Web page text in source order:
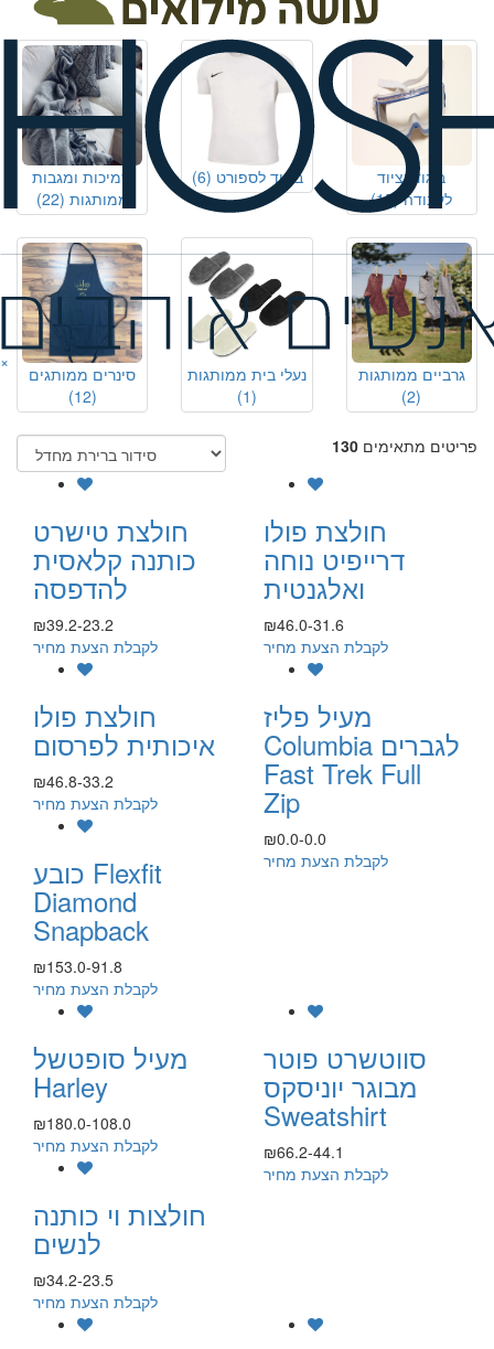
×
ביגוד וציוד
לעבודה (15)
ביגוד לספורט (6)
שמיכות ומגבות
ממותגות (22)
גרביים ממותגות
(2)
נעלי בית ממותגות
(1)
סינרים ממותגים
(12)
130 פריטים מתאימים
חולצת פולו
דרייפיט נוחה
ואלגנטית
₪46.0-31.6
לקבלת הצעת מחיר
חולצת טישרט
כותנה קלאסית
להדפסה
₪39.2-23.2
לקבלת הצעת מחיר
מעיל פליז
Columbia לגברים
Fast Trek Full
Zip
₪0.0-0.0
לקבלת הצעת מחיר
חולצת פולו
איכותית לפרסום
₪46.8-33.2
לקבלת הצעת מחיר
כובע Flexfit
Diamond
Snapback
₪153.0-91.8
לקבלת הצעת מחיר
סווטשרט פוטר
מבוגר יוניסקס
Sweatshirt
₪66.2-44.1
לקבלת הצעת מחיר
מעיל סופטשל
Harley
₪180.0-108.0
לקבלת הצעת מחיר
חולצות וי כותנה
לנשים
₪34.2-23.5
לקבלת הצעת מחיר